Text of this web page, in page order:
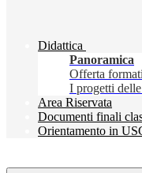
Didattica
Panoramica
Offerta
I progetti
Area Riservata
Documenti finali
Orientamento in